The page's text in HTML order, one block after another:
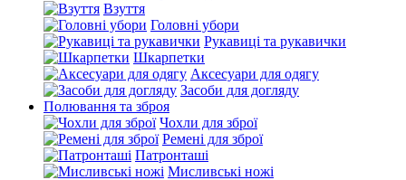
Взуття
Головні убори
Рукавиці та рукавички
Шкарпетки
Аксесуари для одягу
Засоби для догляду
Полювання та зброя
Чохли для зброї
Ремені для зброї
Патронташі
Мисливські ножі